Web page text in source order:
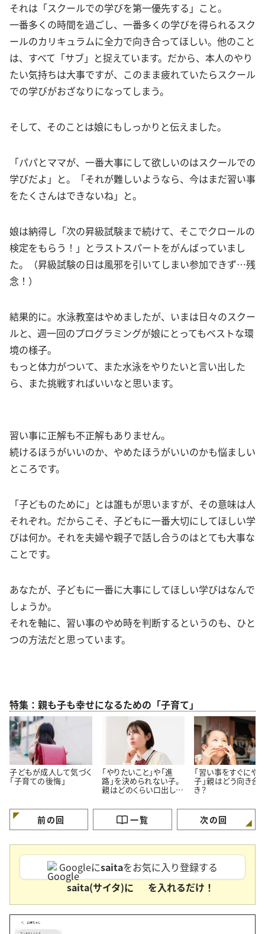
それは「スクールでの学びを第一優先する」こと。
一番多くの時間を過ごし、一番多くの学びを得られるスク
ールのカリキュラムに全力で向き合ってほしい。他のこと
は、すべて「サブ」と捉えています。だから、本人のやり
たい気持ちは大事ですが、このまま疲れていたらスクール
での学びがおざなりになってしまう。
そして、そのことは娘にもしっかりと伝えました。
「パパとママが、一番大事にして欲しいのはスクールでの
学びだよ」と。「それが難しいようなら、今はまだ習い事
をたくさんはできないね」と。
娘は納得し「次の昇級試験まで続けて、そこでクロールの
検定をもらう！」とラストスパートをがんばっていまし
た。（昇級試験の日は風邪を引いてしまい参加できず…残
念！）
結果的に。水泳教室はやめましたが、いまは日々のスクー
ルと、週一回のプログラミングが娘にとってもベストな環
境の様子。
もっと体力がついて、また水泳をやりたいと言い出した
ら、また挑戦すればいいなと思います。
習い事に正解も不正解もありません。
続けるほうがいいのか、やめたほうがいいのかも悩ましい
ところです。
「子どものために」とは誰もが思いますが、その意味は人
それぞれ。だからこそ、子どもに一番大切にしてほしい学
びは何か。それを夫婦や親子で話し合うのはとても大事な
ことです。
あなたが、子どもに一番に大事にしてほしい学びはなんで
しょうか。
それを軸に、習い事のやめ時を判断するというのも、ひと
つの方法だと思っています。
特集：親も子も幸せになるための「子育て」
子どもが成人して気づく
「子育ての後悔」
「やりたいこと」や「進
路」を決められない子。
親はどのくらい口出しし
「習い事をすぐにや
子」親はどう向き合
き？
前の回 一覧 次の回
Googleにsaitaをお気に入り登録する
saita(サイタ)に
を入れるだけ！